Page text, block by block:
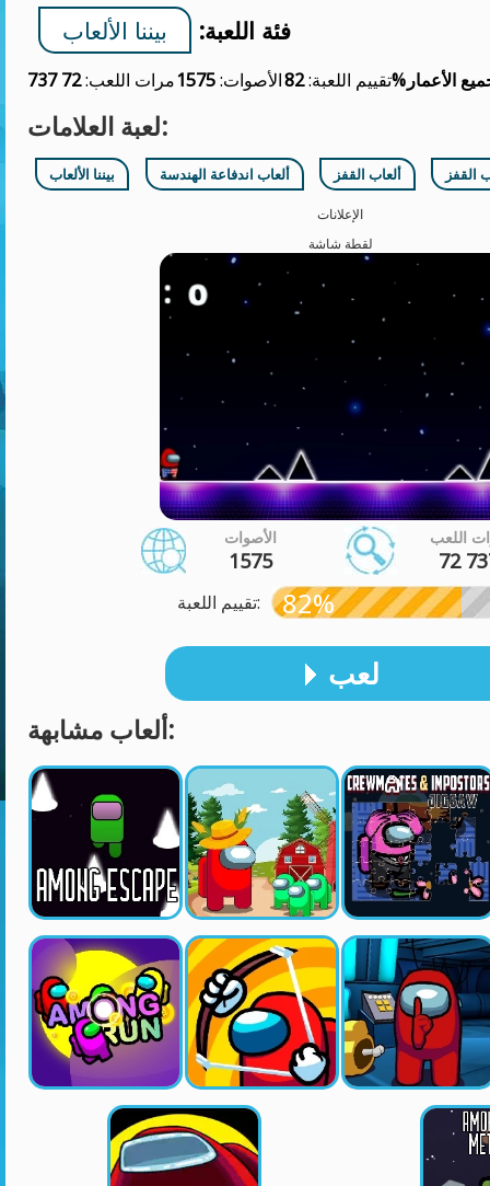
فئة اللعبة:
بيننا الألعاب
مرات اللعب:72 737 الأصوات:1575 تقييم اللعبة:82% الأعمار
لعبة العلامات:
بيننا الألعاب ألعاب اندفاعة الهندسة ألعاب القفز القفز
الإعلانات
لقطة شاشة
الأصوات
1575
اللعب
72
تقييم اللعبة: 82%
لعب
ألعاب مشابهة: